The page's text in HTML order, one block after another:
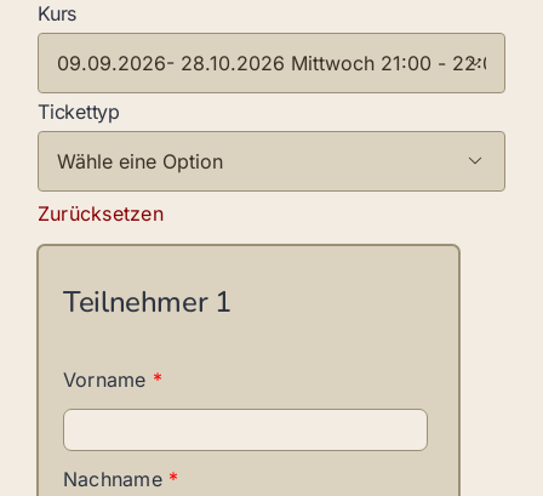
Kurs

Tickettyp

Zurücksetzen
Teilnehmer 1
Vorname *
Nachname *